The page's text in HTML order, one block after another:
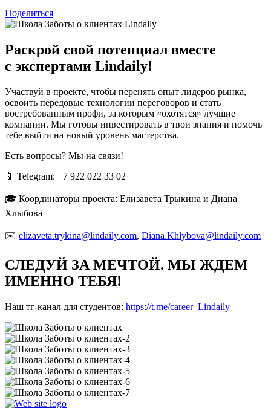
Поделиться
Раскрой свой потенциал вместе
с экспертами Lindaily!
Участвуй в проекте, чтобы перенять опыт лидеров рынка,
освоить передовые технологии переговоров и стать
востребованным профи, за которым «охотятся» лучшие
компании. Мы готовы инвестировать в твои знания и помочь
тебе выйти на новый уровень мастерства.
Есть вопросы? Мы на связи!
📱 Telegram: +7 922 022 33 02
🎓 Координаторы проекта: Елизавета Трыкина и Диана
Хлыбова
✉️ elizaveta.trykina@lindaily.com, Diana.Khlybova@lindaily.com
СЛЕДУЙ ЗА МЕЧТОЙ. МЫ ЖДЕМ
ИМЕННО ТЕБЯ!
Наш тг-канал для студентов: https://t.me/career_Lindaily